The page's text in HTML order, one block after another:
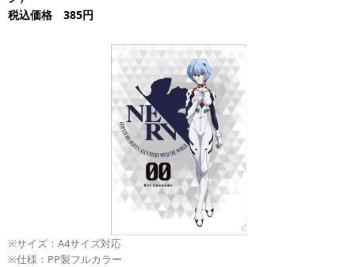
税込価格 385円
※サイズ：A4サイズ対応
※仕様：PP製フルカラー